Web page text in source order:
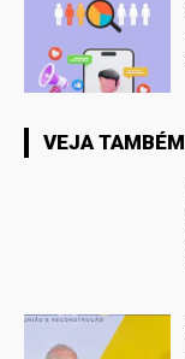
VEJA TAMBÉM